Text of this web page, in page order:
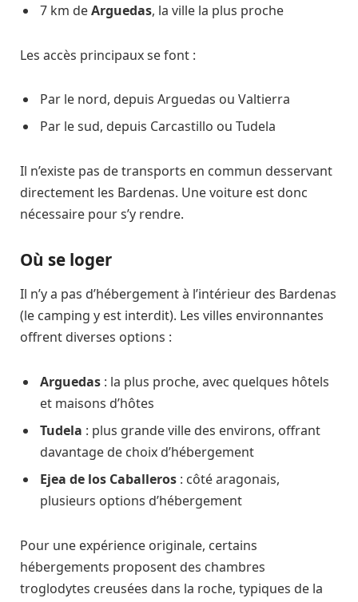
7 km deArguedas, la ville la plus proche
Les accès principaux se font :
Par le nord, depuis Arguedas ou Valtierra
Par le sud, depuis Carcastillo ou Tudela
Il n’existe pas de transports en commun desservant
directement les Bardenas. Une voiture est donc
nécessaire pour s’y rendre.
Où se loger
Il n’y a pas d’hébergement à l’intérieur des Bardenas
(le camping y est interdit). Les villes environnantes
offrent diverses options :
Arguedas : la plus proche, avec quelques hôtels
et maisons d’hôtes
Tudela : plus grande ville des environs, offrant
davantage de choix d’hébergement
Ejea de los Caballeros : côté aragonais,
plusieurs options d’hébergement
Pour une expérience originale, certains
hébergements proposent des chambres
troglodytes creusées dans la roche, typiques de la